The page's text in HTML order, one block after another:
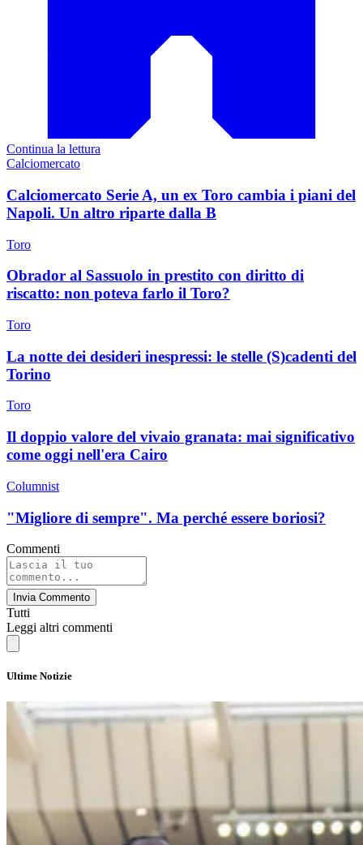
Continua la lettura
Calciomercato
Calciomercato Serie A, un ex Toro cambia i piani del
Napoli. Un altro riparte dalla B
Toro
Obrador al Sassuolo in prestito con diritto di
riscatto: non poteva farlo il Toro?
Toro
La notte dei desideri inespressi: le stelle (S)cadenti del
Torino
Toro
Il doppio valore del vivaio granata: mai significativo
come oggi nell'era Cairo
Columnist
"Migliore di sempre". Ma perché essere boriosi?
Commenti
Invia Commento
Tutti
Leggi altri commenti
Ultime Notizie